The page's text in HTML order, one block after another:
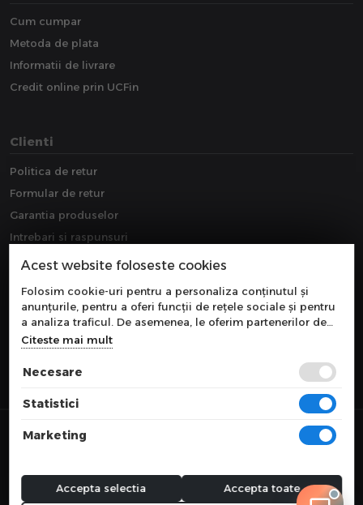
Cum cumpar
Metoda de plata
Informatii de livrare
Credit online prin UCFin
Clienti
Politica de retur
Formular de retur
Garantia produselor
Intrebari si raspunsuri
Downloads
webdesign by
Acest website foloseste cookies
Folosim cookie-uri pentru a personaliza conținutul și
anunțurile, pentru a oferi funcții de rețele sociale și pentru
a analiza traficul. De asemenea, le oferim partenerilor de
rețele sociale, de publicitate și de analize informații cu
privire la modul în care folosiți site-ul nostru. Aceștia le
pot combina cu alte informații oferite de dvs. sau culese în
Citeste mai mult
Necesare
Statistici
Marketing
Accepta selectia Accepta toate